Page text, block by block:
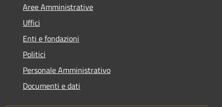
Aree Amministrative
Uffici
Enti e fondazioni
Politici
Personale Amministrativo
Documenti e dati